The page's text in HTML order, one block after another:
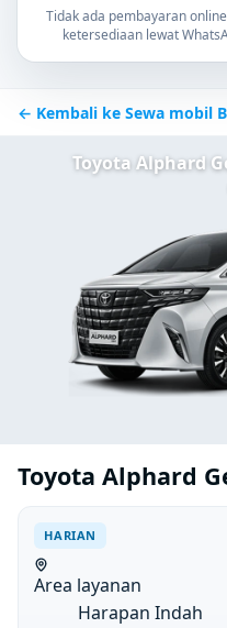
Tidak ada pembayaran
ketersediaan lewat
← Kembali ke Sewa mobil
Toyota Alphard
Toyota Alphard
HARIAN
Area layanan
Harapan Indah